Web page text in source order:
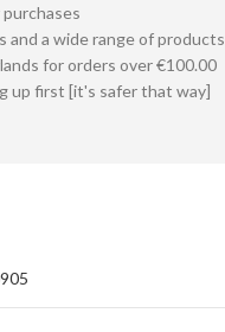
and a wide range of products
for orders over €100.00
up first [it's safer that way]